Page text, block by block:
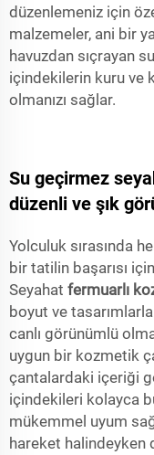
düzenlemeniz için
malzemeler, ani bir
havuzdan sıçrayan
içindekilerin kuru ve
olmanızı sağlar.
Su geçirmez
düzenli ve şık
Yolculuk sırasında
bir tatilin başarısı
Seyahat fermuarlı
boyut ve
canlı görünümlü
uygun bir kozmetik
çantalardaki içeriği
içindekileri kolayca
mükemmel uyum
hareket halindeyken